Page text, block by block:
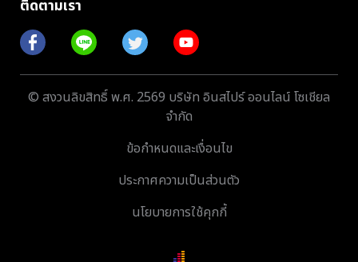
ติดตามเรา
© สงวนลิขสิทธิ์ พ.ศ. 2569 บริษัท อินสไปร์ ออนไลน์ โซเชียล
จำกัด
ข้อกำหนดและเงื่อนไข
ประกาศความเป็นส่วนตัว
นโยบายการใช้คุกกี้